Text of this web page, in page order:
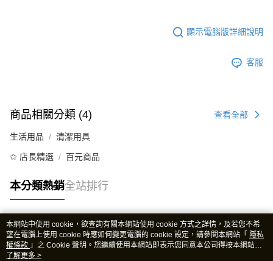
顯示電腦版詳細說明
客服
商品相關分類 (4) 查看全部
生活用品 清潔用具
✩ 店長精選 百元商品
本分類熱銷全站排行
熱門標籤
本網站中使用 cookie，欲查詢有關本網站使用 cookie 方式之詳情，及若您不希
望在電腦上使用 cookie 時應如何變更電腦的 cookie 設定，請參閱本網站「 隱私
權條款 」之 Cookie 聲明。您繼續使用本網站即表示您同意本公司得按本網站使
用條款之 Cookie 聲明使用 cookie。
了解更多 >